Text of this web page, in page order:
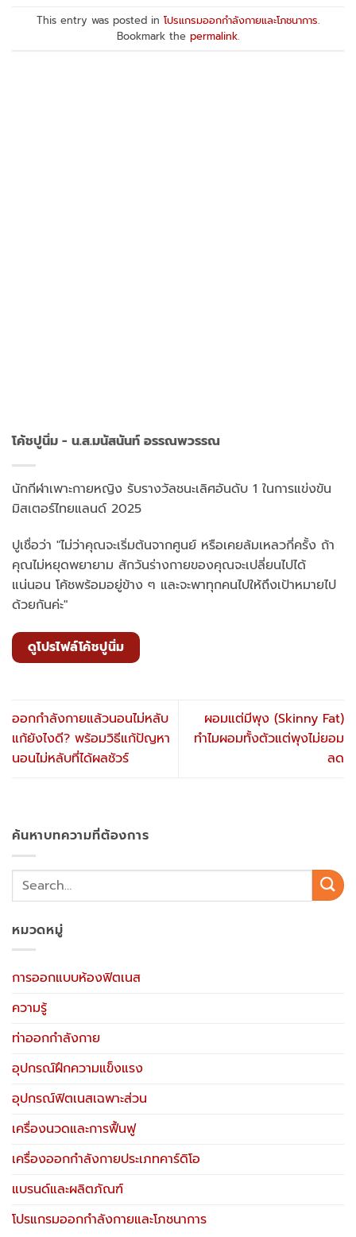
This entry was posted in โปรแกรมออกกำลังกายและโภชนาการ.
Bookmark the permalink.
โค้ชปูนิ่ม - น.ส.มนัสนันท์ อรรณพวรรณ
นักกีฬาเพาะกายหญิง รับรางวัลชนะเลิศอันดับ 1 ในการแข่งขัน
มิสเตอร์ไทยแลนด์ 2025
ปูเชื่อว่า "ไม่ว่าคุณจะเริ่มต้นจากศูนย์ หรือเคยล้มเหลวกี่ครั้ง ถ้า
คุณไม่หยุดพยายาม สักวันร่างกายของคุณจะเปลี่ยนไปได้
แน่นอน โค้ชพร้อมอยู่ข้าง ๆ และจะพาทุกคนไปให้ถึงเป้าหมายไป
ด้วยกันค่ะ"
ดูโปรไฟล์โค้ชปูนิ่ม
ออกกำลังกายแล้วนอนไม่หลับ
แก้ยังไงดี? พร้อมวิธีแก้ปัญหา
นอนไม่หลับที่ได้ผลชัวร์
ผอมแต่มีพุง (Skinny Fat)
ทำไมผอมทั้งตัวแต่พุงไม่ยอม
ลด
ค้นหาบทความที่ต้องการ
หมวดหมู่
การออกแบบห้องฟิตเนส
ความรู้
ท่าออกกำลังกาย
อุปกรณ์ฝึกความแข็งแรง
อุปกรณ์ฟิตเนสเฉพาะส่วน
เครื่องนวดและการฟื้นฟู
เครื่องออกกำลังกายประเภทคาร์ดิโอ
แบรนด์และผลิตภัณฑ์
โปรแกรมออกกำลังกายและโภชนาการ